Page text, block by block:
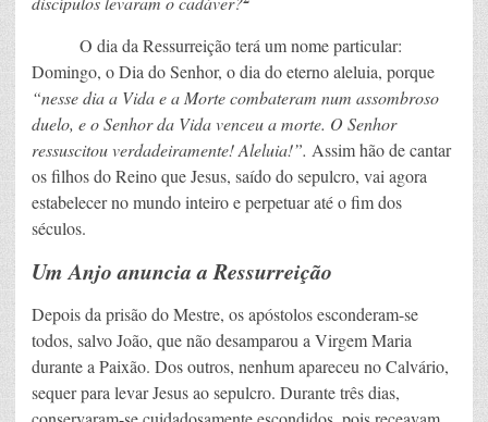
O dia da Ressurreição terá um nome particular:
Domingo, o Dia do Senhor, o dia do eterno aleluia, porque
“nesse dia a Vida e a Morte combateram num assombroso
duelo, e o Senhor da Vida venceu a morte. O Senhor
ressuscitou verdadeiramente! Aleluia!”. Assim hão de cantar
os filhos do Reino que Jesus, saído do sepulcro, vai agora
estabelecer no mundo inteiro e perpetuar até o fim dos
séculos.
Um Anjo anuncia a Ressurreição
Depois da prisão do Mestre, os apóstolos esconderam-se
todos, salvo João, que não desamparou a Virgem Maria
durante a Paixão. Dos outros, nenhum apareceu no Calvário,
sequer para levar Jesus ao sepulcro. Durante três dias,